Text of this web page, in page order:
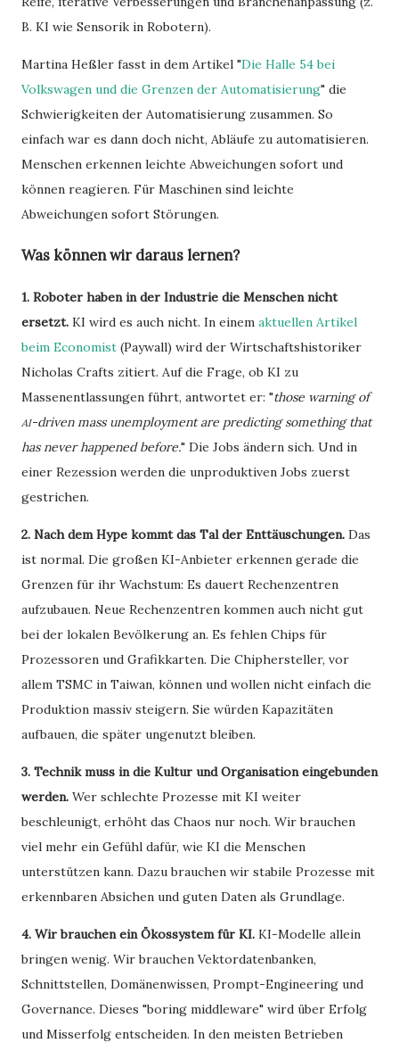
B. KI wie Sensorik in Robotern).
Martina Heßler fasst in dem Artikel "Die Halle 54 bei
Volkswagen und die Grenzen der Automatisierung" die
Schwierigkeiten der Automatisierung zusammen. So
einfach war es dann doch nicht, Abläufe zu automatisieren.
Menschen erkennen leichte Abweichungen sofort und
können reagieren. Für Maschinen sind leichte
Abweichungen sofort Störungen.
Was können wir daraus lernen?
1. Roboter haben in der Industrie die Menschen nicht
ersetzt. KI wird es auch nicht. In einem aktuellen Artikel
beim Economist (Paywall) wird der Wirtschaftshistoriker
Nicholas Crafts zitiert. Auf die Frage, ob KI zu
Massenentlassungen führt, antwortet er: "those warning of
AI-driven mass unemployment are predicting something that
has never happened before." Die Jobs ändern sich. Und in
einer Rezession werden die unproduktiven Jobs zuerst
gestrichen.
2. Nach dem Hype kommt das Tal der Enttäuschungen. Das
ist normal. Die großen KI-Anbieter erkennen gerade die
Grenzen für ihr Wachstum: Es dauert Rechenzentren
aufzubauen. Neue Rechenzentren kommen auch nicht gut
bei der lokalen Bevölkerung an. Es fehlen Chips für
Prozessoren und Grafikkarten. Die Chiphersteller, vor
allem TSMC in Taiwan, können und wollen nicht einfach die
Produktion massiv steigern. Sie würden Kapazitäten
aufbauen, die später ungenutzt bleiben.
3. Technik muss in die Kultur und Organisation eingebunden
werden. Wer schlechte Prozesse mit KI weiter
beschleunigt, erhöht das Chaos nur noch. Wir brauchen
viel mehr ein Gefühl dafür, wie KI die Menschen
unterstützen kann. Dazu brauchen wir stabile Prozesse mit
erkennbaren Absichen und guten Daten als Grundlage.
4. Wir brauchen ein Ökossystem für KI. KI-Modelle allein
bringen wenig. Wir brauchen Vektordatenbanken,
Schnittstellen, Domänenwissen, Prompt-Engineering und
Governance. Dieses "boring middleware" wird über Erfolg
und Misserfolg entscheiden. In den meisten Betrieben